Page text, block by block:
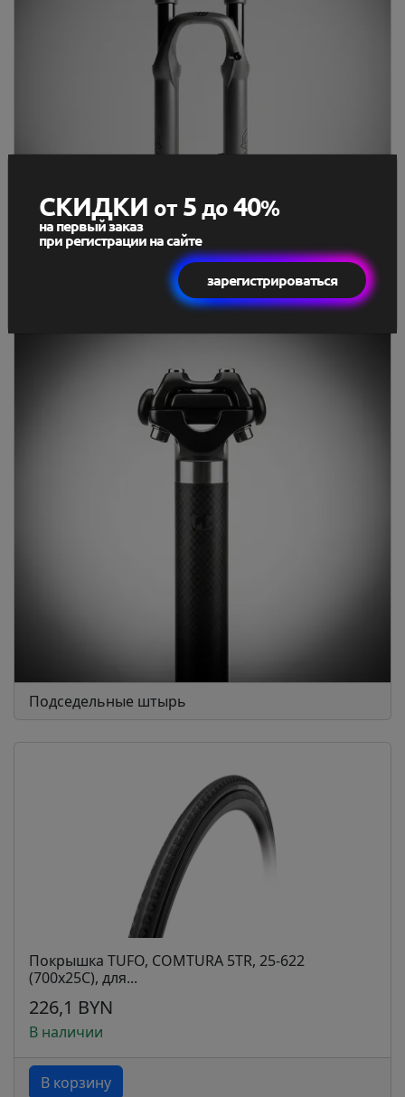
Подседельные штырь
Покрышка TUFO, COMTURA 5TR, 25-622
(700x25C), для...
226,1 BYN
В наличии
В корзину
СКИДКИ от5до40%
на первый заказ
при регистрации на сайте
зарегистрироваться